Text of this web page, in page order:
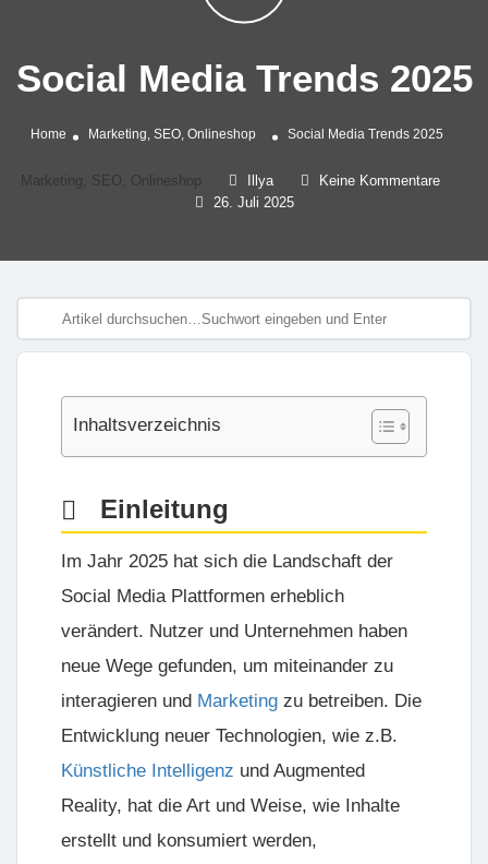
Social Media Trends 2025
Home Marketing, SEO, Onlineshop Social Media Trends 2025
Marketing, SEO, Onlineshop Illya
Keine Kommentare
26. Juli 2025
Inhaltsverzeichnis
Einleitung
Im Jahr 2025 hat sich die Landschaft der
Social Media Plattformen erheblich
verändert. Nutzer und Unternehmen haben
neue Wege gefunden, um miteinander zu
interagieren und Marketing zu betreiben. Die
Entwicklung neuer Technologien, wie z.B.
Künstliche Intelligenz und Augmented
Reality, hat die Art und Weise, wie Inhalte
erstellt und konsumiert werden,